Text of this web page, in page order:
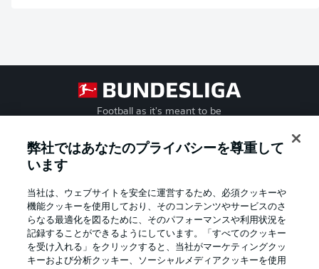
Football as it's meant to be
Official Partners
弊社ではあなたのプライバシーを尊重して
います
当社は、ウェブサイトを安全に運営するため、必須クッキーや
機能クッキーを使用しており、そのコンテンツやサービスのさ
らなる最適化を図るために、そのパフォーマンスや利用状況を
記録することができるようにしています。「すべてのクッキー
を受け入れる」をクリックすると、当社がマーケティングクッ
キーおよび分析クッキー、ソーシャルメディアクッキーを使用